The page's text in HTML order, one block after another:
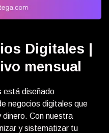
Digitales |
mensual
está diseñado
negocios digitales que
Con nuestra
y sistematizar tu